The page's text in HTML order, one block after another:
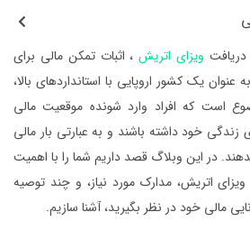
ویزای اتریش، اثبات تمکن مالی برای
یک کشور اروپایی با استانداردهای بالا،
است که افراد وارد شونده موقعیت مالی
زندگی خود داشته باشند و به عبارتی بار مالی
در این وبلاگ قصد داریم شما را با اهمیت
اتریش، مدارک مورد نیاز، و چند توصیه
مالی خود در نظر بگیرید، آشنا سازیم.